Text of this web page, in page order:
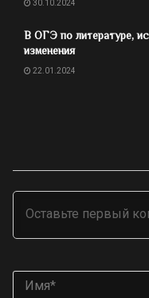
30.10.2024
В ОГЭ по литературе,
изменения
22.01.2024